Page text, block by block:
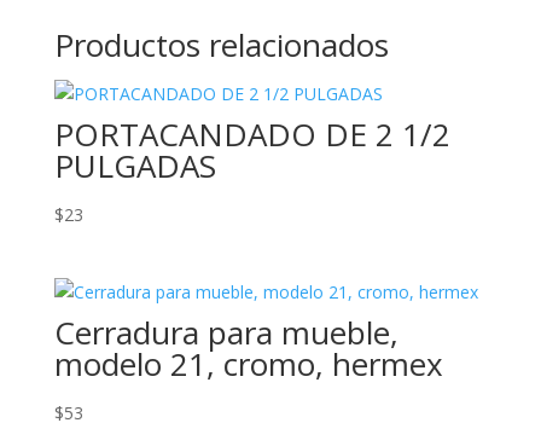
Productos relacionados
PORTACANDADO DE 2 1/2
PULGADAS
$23
Cerradura para mueble,
modelo 21, cromo, hermex
$53